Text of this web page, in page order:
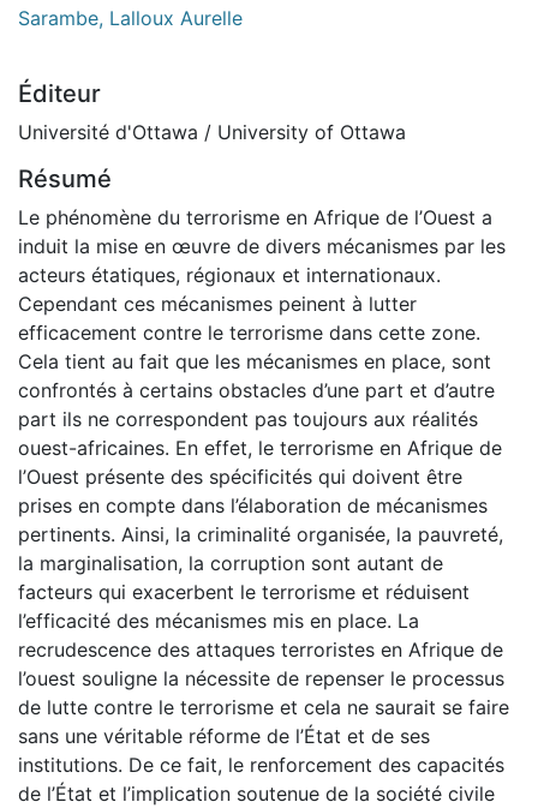
Sarambe, Lalloux Aurelle
Éditeur
Université d'Ottawa / University of Ottawa
Résumé
Le phénomène du terrorisme en Afrique de l’Ouest a
induit la mise en œuvre de divers mécanismes par les
acteurs étatiques, régionaux et internationaux.
Cependant ces mécanismes peinent à lutter
efficacement contre le terrorisme dans cette zone.
Cela tient au fait que les mécanismes en place, sont
confrontés à certains obstacles d’une part et d’autre
part ils ne correspondent pas toujours aux réalités
ouest-africaines. En effet, le terrorisme en Afrique de
l’Ouest présente des spécificités qui doivent être
prises en compte dans l’élaboration de mécanismes
pertinents. Ainsi, la criminalité organisée, la pauvreté,
la marginalisation, la corruption sont autant de
facteurs qui exacerbent le terrorisme et réduisent
l’efficacité des mécanismes mis en place. La
recrudescence des attaques terroristes en Afrique de
l’ouest souligne la nécessite de repenser le processus
de lutte contre le terrorisme et cela ne saurait se faire
sans une véritable réforme de l’État et de ses
institutions. De ce fait, le renforcement des capacités
de l’État et l’implication soutenue de la société civile